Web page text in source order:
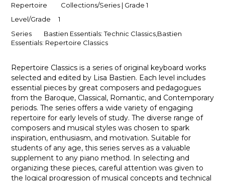
Repertoire Collections/Series | Grade 1
Level/Grade 1
Series Bastien Essentials: Technic Classics,Bastien
Essentials: Repertoire Classics
Repertoire Classics is a series of original keyboard works
selected and edited by Lisa Bastien. Each level includes
essential pieces by great composers and pedagogues
from the Baroque, Classical, Romantic, and Contemporary
periods. The series offers a wide variety of engaging
repertoire for early levels of study. The diverse range of
composers and musical styles was chosen to spark
inspiration, enthusiasm, and motivation. Suitable for
students of any age, this series serves as a valuable
supplement to any piano method. In selecting and
organizing these pieces, careful attention was given to
the logical progression of musical concepts and technical